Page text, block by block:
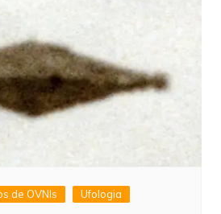
de OVNIs Ufologia